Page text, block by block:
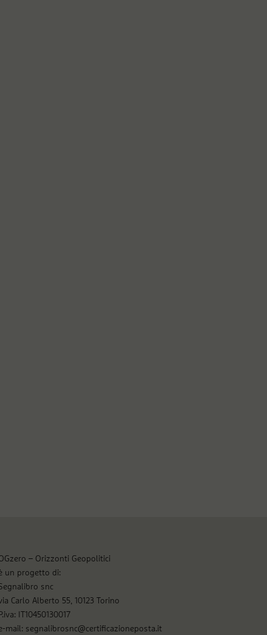
– Orizzonti Geopolitici
un progetto di:
snc
Carlo Alberto 55, 10123 Torino
P.iva: IT10450130017
mail: segnalibrosnc@certificazioneposta.it